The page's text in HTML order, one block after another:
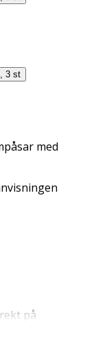
3 st
med
på
klämpåsen
samtidigt som